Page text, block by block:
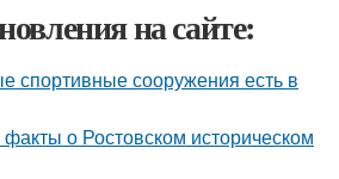
на сайте:
спортивные сооружения есть в
о Ростовском историческом